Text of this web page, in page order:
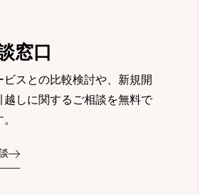
窓口
ビスとの比較検討や、新規開
越しに関するご相談を無料で